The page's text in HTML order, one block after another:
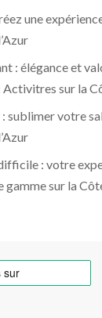
une
: élégance et
sur la
votre
: votre
sur la